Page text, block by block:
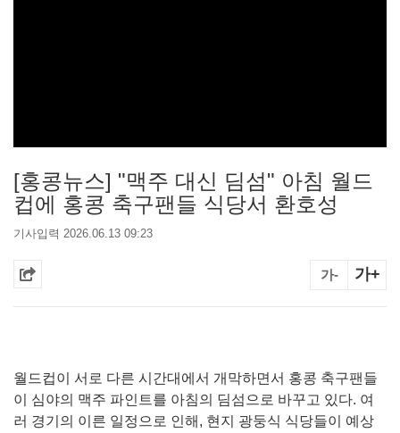
[홍콩뉴스] "맥주 대신 딤섬" 아침 월드
컵에 홍콩 축구팬들 식당서 환호성
기사입력 2026.06.13 09:23
가- 가+
월드컵이 서로 다른 시간대에서 개막하면서 홍콩 축구팬들
이 심야의 맥주 파인트를 아침의 딤섬으로 바꾸고 있다. 여
러 경기의 이른 일정으로 인해, 현지 광둥식 식당들이 예상